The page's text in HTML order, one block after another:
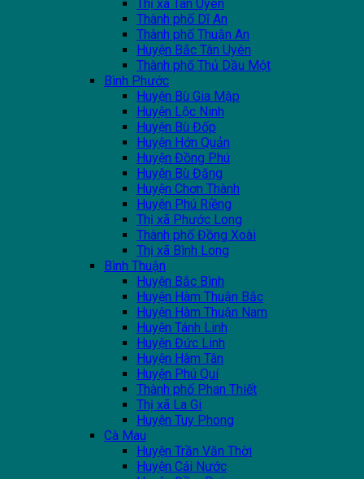
Thị xã Tân Uyên
Thành phố Dĩ An
Thành phố Thuận An
Huyện Bắc Tân Uyên
Thành phố Thủ Dầu Một
Bình Phước
Huyện Bù Gia Mập
Huyện Lộc Ninh
Huyện Bù Đốp
Huyện Hớn Quản
Huyện Đồng Phú
Huyện Bù Đăng
Huyện Chơn Thành
Huyện Phú Riềng
Thị xã Phước Long
Thành phố Đồng Xoài
Thị xã Bình Long
Bình Thuận
Huyện Bắc Bình
Huyện Hàm Thuận Bắc
Huyện Hàm Thuận Nam
Huyện Tánh Linh
Huyện Đức Linh
Huyện Hàm Tân
Huyện Phú Quí
Thành phố Phan Thiết
Thị xã La Gi
Huyện Tuy Phong
Cà Mau
Huyện Trần Văn Thời
Huyện Cái Nước